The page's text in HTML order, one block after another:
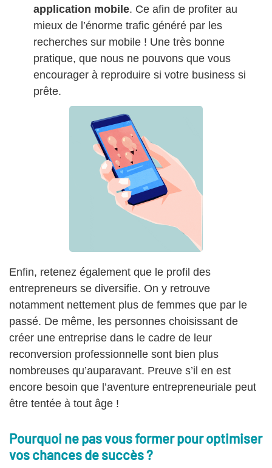
application mobile. Ce afin de profiter au
mieux de l’énorme trafic généré par les
recherches sur mobile ! Une très bonne
pratique, que nous ne pouvons que vous
encourager à reproduire si votre business si
prête.
Enfin, retenez également que le profil des
entrepreneurs se diversifie. On y retrouve
notamment nettement plus de femmes que par le
passé. De même, les personnes choisissant de
créer une entreprise dans le cadre de leur
reconversion professionnelle sont bien plus
nombreuses qu’auparavant. Preuve s’il en est
encore besoin que l’aventure entrepreneuriale peut
être tentée à tout âge !
Pourquoi ne pas vous former pour optimiser
vos chances de succès ?